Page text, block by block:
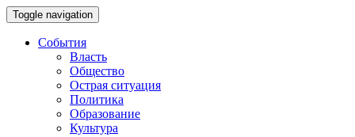
Toggle navigation
События
Власть
Общество
Острая ситуация
Политика
Образование
Культура